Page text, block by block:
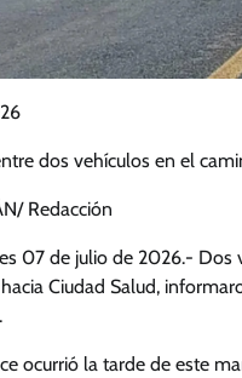
dos vehículos en el
Redacción
07 de julio de 2026.-
Ciudad Salud,
ocurrió la tarde de este